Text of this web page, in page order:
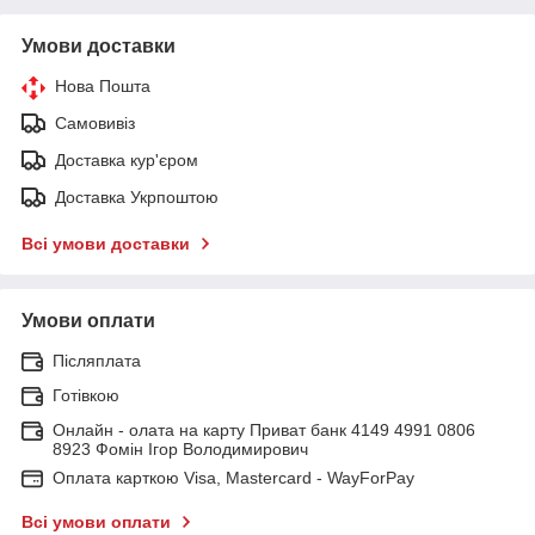
Умови доставки
Нова Пошта
Самовивіз
Доставка кур'єром
Доставка Укрпоштою
Всі умови доставки
Умови оплати
Післяплата
Готівкою
Онлайн - олата на карту Приват банк 4149 4991 0806
8923 Фомін Ігор Володимирович
Оплата карткою Visa, Mastercard - WayForPay
Всі умови оплати